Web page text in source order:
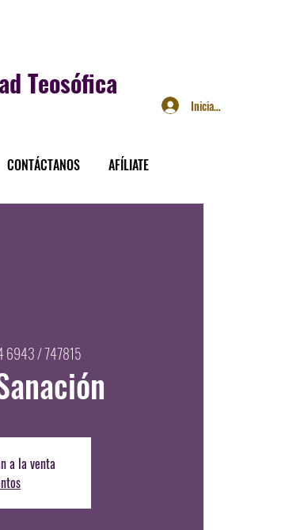
Teosófica
CONTÁCTANOS AFÍLIATE
Iniciar sesión
6943 / 747815
a la venta